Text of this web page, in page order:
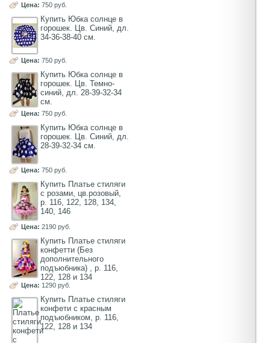
Цена: 750 руб.
Купить Юбка солнце в
горошек. Цв. Синий, дл.
34-36-38-40 см.
Цена: 750 руб.
Купить Юбка солнце в
горошек. Цв. Темно-
синий, дл. 28-39-32-34
см.
Цена: 750 руб.
Купить Юбка солнце в
горошек. Цв. Синий, дл.
28-39-32-34 см.
Цена: 750 руб.
Купить Платье стиляги
с розами, цв.розовый,
р. 116, 122, 128, 134,
140, 146
Цена: 2190 руб.
Купить Платье стиляги
конфетти (Без
дополнительного
подъюбника) , р. 116,
122, 128 и 134
Цена: 1290 руб.
Купить Платье стиляги
конфети с красным
подъюбником, р. 116,
122, 128 и 134